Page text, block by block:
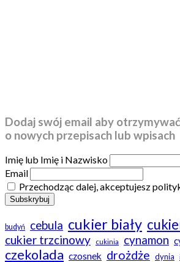
Dodaj swój email aby
o nowych przepisach lub wpisach
Imię lub Imię i Nazwisko
Email
Przechodząc dalej, akceptujesz
budyń cebula cukier biały
cukier trzcinowy cukinia cynamon
czekolada czosnek drożdże dynia